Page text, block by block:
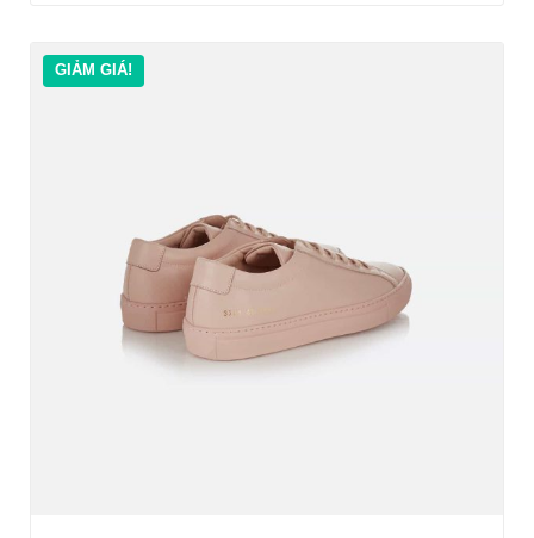
GIẢM GIÁ!